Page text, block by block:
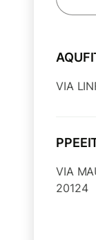
VIA
VIA
20124